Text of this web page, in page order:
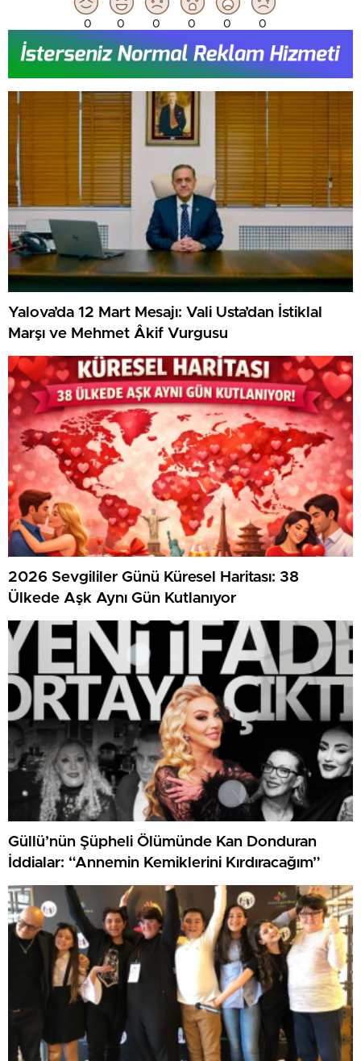
0 0 0 0 0 0
Yalova’da 12 Mart Mesajı: Vali Usta’dan İstiklal
Marşı ve Mehmet Âkif Vurgusu
2026 Sevgililer Günü Küresel Haritası: 38
Ülkede Aşk Aynı Gün Kutlanıyor
Güllü’nün Şüpheli Ölümünde Kan Donduran
İddialar: “Annemin Kemiklerini Kırdıracağım”